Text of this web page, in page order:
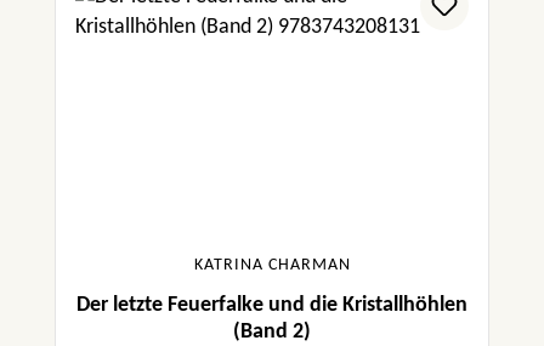
KATRINA CHARMAN
Der letzte Feuerfalke und die Kristallhöhlen
(Band 2)